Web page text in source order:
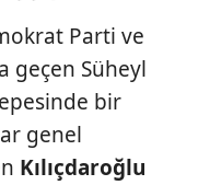
Parti ve
geçen Süheyl
bir
genel
Kılıçdaroğlu